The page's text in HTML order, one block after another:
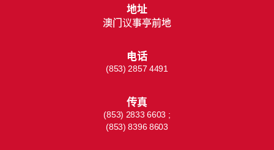
地址
澳门议事亭前地
电话
(853) 2857 4491
传真
(853) 2833 6603 ;
(853) 8396 8603